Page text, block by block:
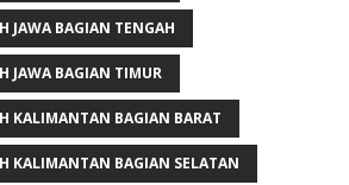
JAWA BAGIAN TENGAH
JAWA BAGIAN TIMUR
KALIMANTAN BAGIAN BARAT
KALIMANTAN BAGIAN SELATAN